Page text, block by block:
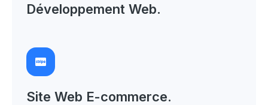
Développement Web.
Site Web E-commerce.